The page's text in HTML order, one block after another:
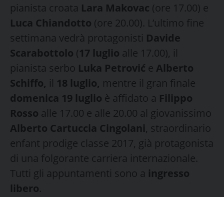
pianista croata Lara Makovac (ore 17.00) e
Luca Chiandotto (ore 20.00). L’ultimo fine
settimana vedrà protagonisti Davide
Scarabottolo (17 luglio alle 17.00), il
pianista serbo Luka Petrović e Alberto
Schiffo, il 18 luglio, mentre il gran finale
domenica 19 luglio è affidato a Filippo
Rosso alle 17.00 e alle 20.00 al giovanissimo
Alberto Cartuccia Cingolani, straordinario
enfant prodige classe 2017, già protagonista
di una folgorante carriera internazionale.
Tutti gli appuntamenti sono a ingresso
libero.